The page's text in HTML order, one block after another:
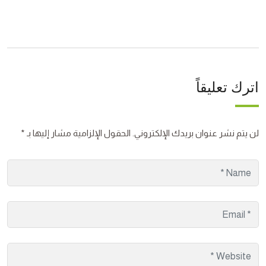
اترك تعليقاً
لن يتم نشر عنوان بريدك الإلكتروني. الحقول الإلزامية مشار إليها بـ *